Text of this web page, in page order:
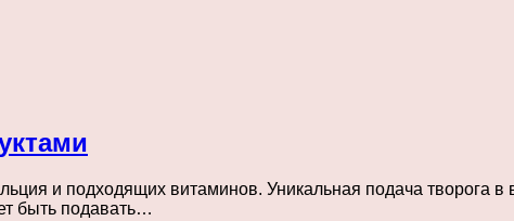
и подходящих витаминов. Уникальная подача творога
быть подавать…